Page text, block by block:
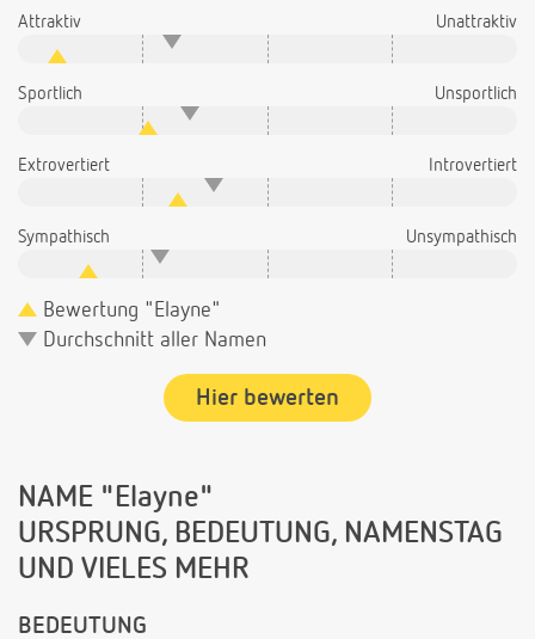
Attraktiv Unattraktiv
Sportlich Unsportlich
Extrovertiert Introvertiert
Sympathisch Unsympathisch
Bewertung "Elayne"
Durchschnitt aller Namen
Hier bewerten
NAME "Elayne"
URSPRUNG, BEDEUTUNG, NAMENSTAG
UND VIELES MEHR
BEDEUTUNG